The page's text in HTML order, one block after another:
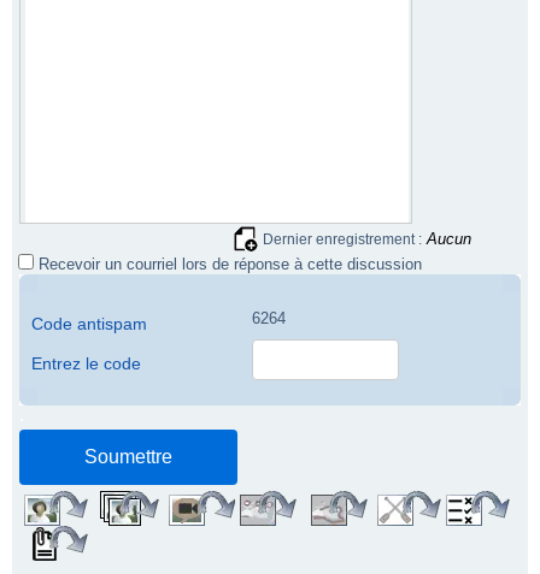
Dernier enregistrement : Aucun
Recevoir un courriel lors de réponse à cette discussion
Code antispam 6264
Entrez le code